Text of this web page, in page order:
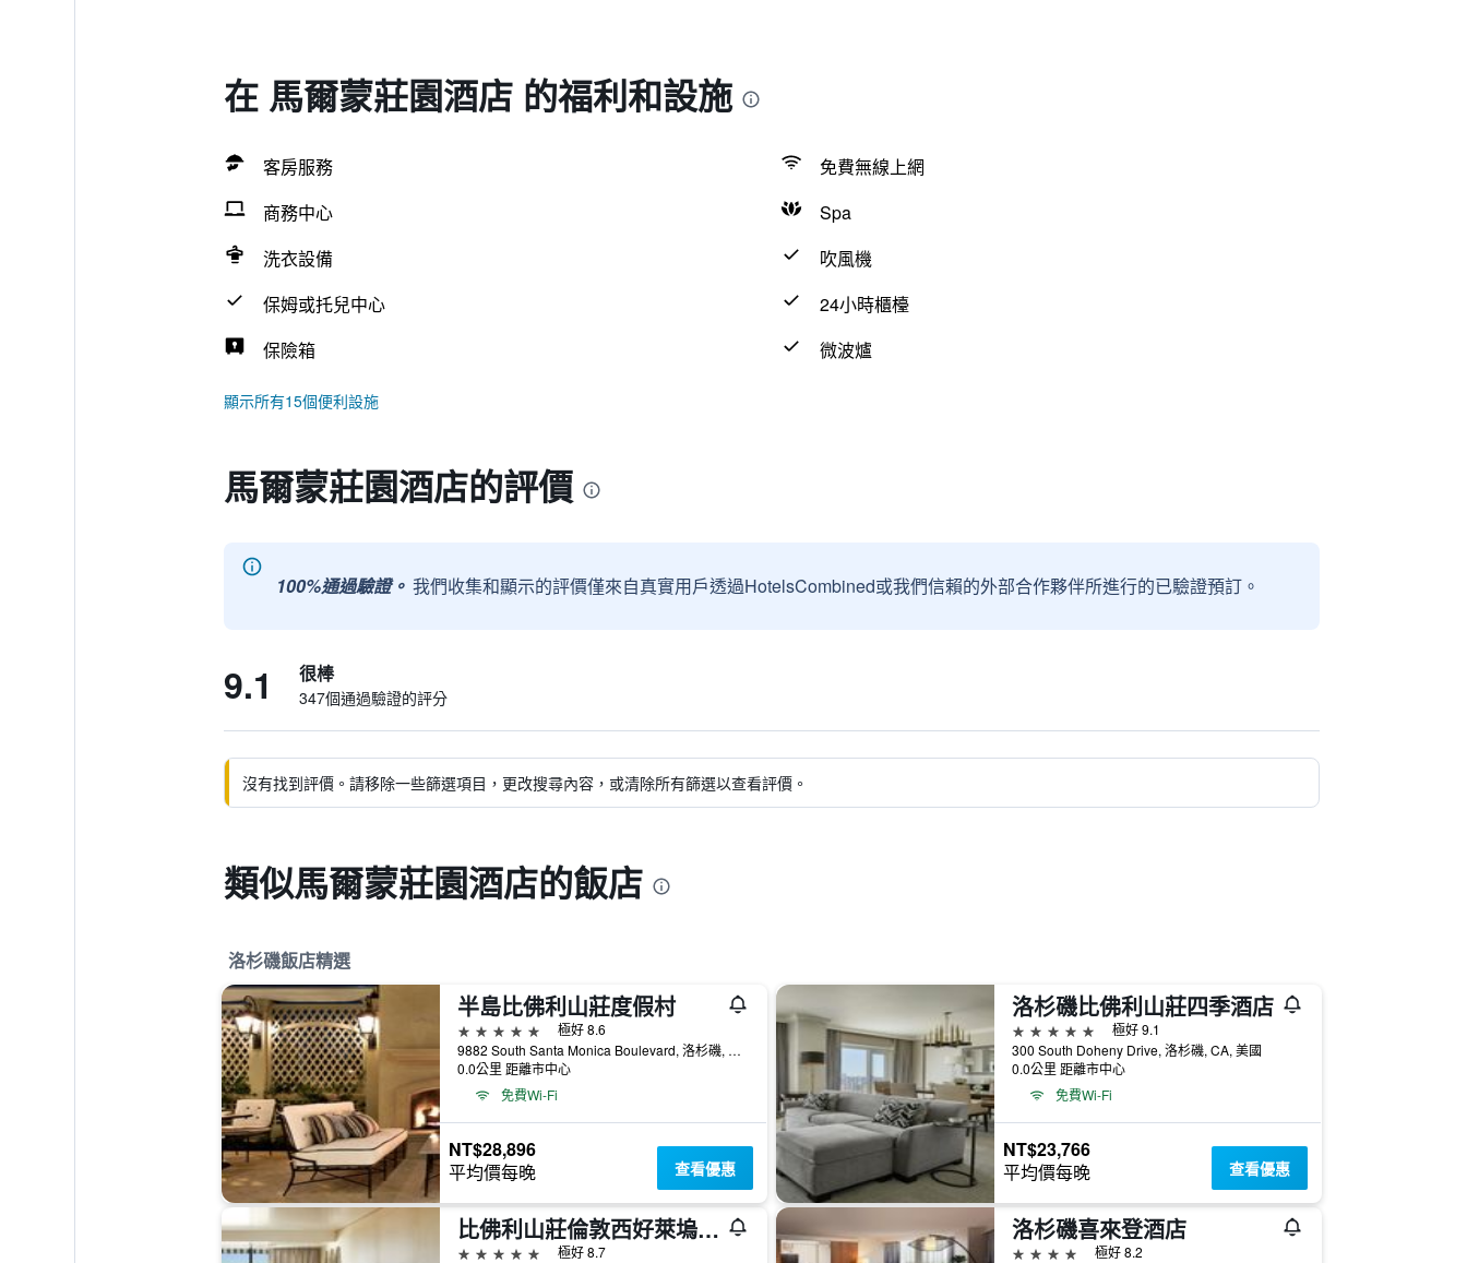
在 馬爾蒙莊園酒店 的福利和設施
客房服務
免費無線上網
商務中心
Spa
洗衣設備
吹風機
保姆或托兒中心
24小時櫃檯
保險箱
微波爐
顯示所有15個便利設施
馬爾蒙莊園酒店的評價
100%通過驗證。 我們收集和顯示的評價僅來自真實用戶透過HotelsCombined或我們信賴的外部合作夥伴所進行的已驗證預訂。
9.1 很棒
347個通過驗證的評分
沒有找到評價。請移除一些篩選項目，更改搜尋內容，或清除所有篩選以查看評價。
類似馬爾蒙莊園酒店的飯店
洛杉磯飯店精選
半島比佛利山莊度假村
5星級
極好 8.6
9882 South Santa Monica Boulevard, 洛杉磯, CA, 美國
0.0公里 距離市中心
免費Wi-Fi
NT$28,896
平均價每晚 查看優惠
洛杉磯比佛利山莊四季酒店
5星級
極好 9.1
300 South Doheny Drive, 洛杉磯, CA, 美國
0.0公里 距離市中心
免費Wi-Fi
NT$23,766
平均價每晚 查看優惠
比佛利山莊倫敦西好萊塢酒店
5星級 極好 8.7
洛杉磯喜來登酒店
4星級 極好 8.2